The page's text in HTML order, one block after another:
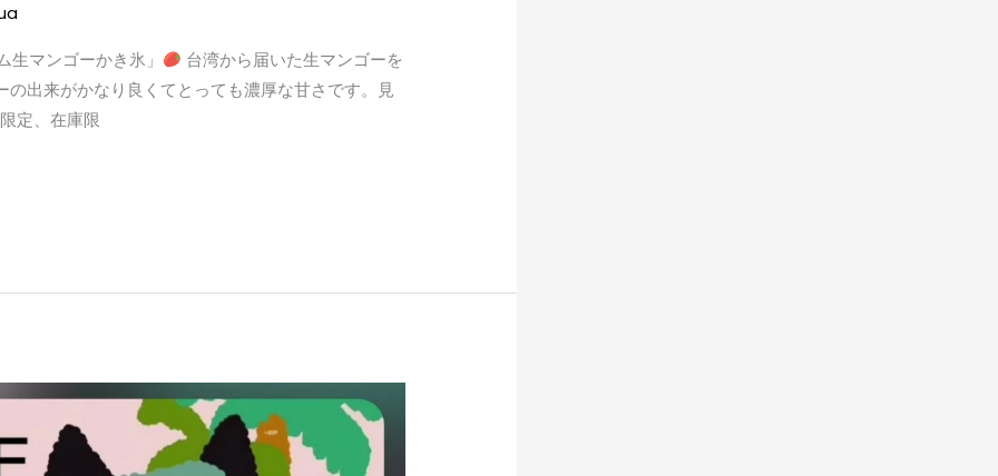
生マンゴーかき氷」
台湾から届いた生マンゴーを
出来がかなり良くてとっても濃厚な甘さです。見
定、在庫限